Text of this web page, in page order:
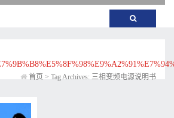
首页 > Tag Archives: 三相变频电源说明书